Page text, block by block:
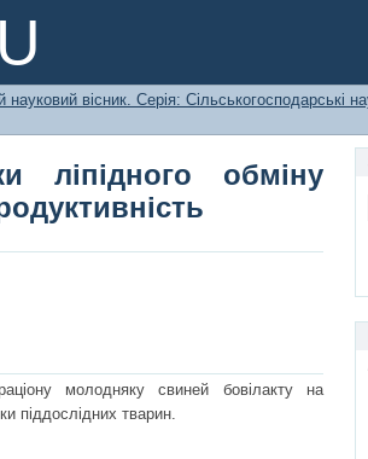
обміну печінки
науковий вісник. Серія: Сільськогосподарські
ліпідного обміну
молодняку свиней бовілакту на
піддослідних тварин.